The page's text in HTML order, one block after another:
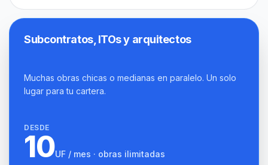
Subcontratos, ITOs y arquitectos
Muchas obras chicas o medianas en paralelo. Un solo
lugar para tu cartera.
DESDE
10UF / mes · obras ilimitadas